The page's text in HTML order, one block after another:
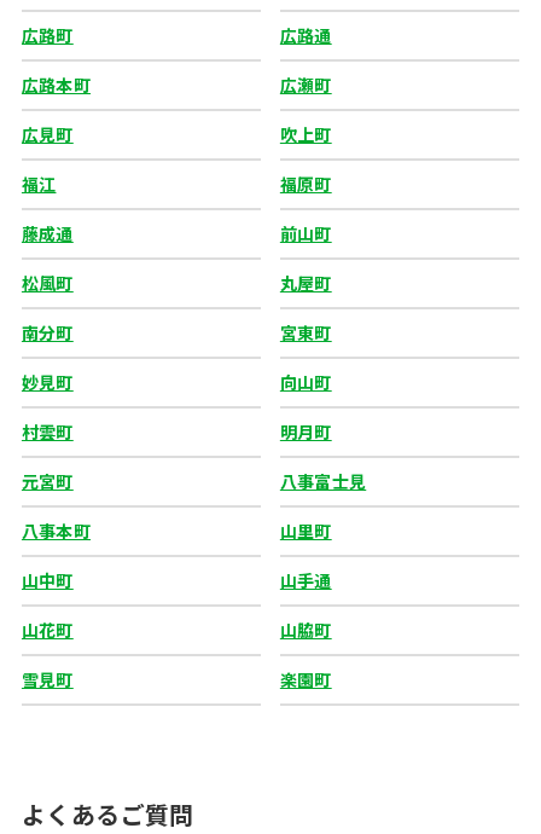
広路町 広路通
広路本町 広瀬町
広見町 吹上町
福江 福原町
藤成通 前山町
松風町 丸屋町
南分町 宮東町
妙見町 向山町
村雲町 明月町
元宮町 八事富士見
八事本町 山里町
山中町 山手通
山花町 山脇町
雪見町 楽園町
よくあるご質問